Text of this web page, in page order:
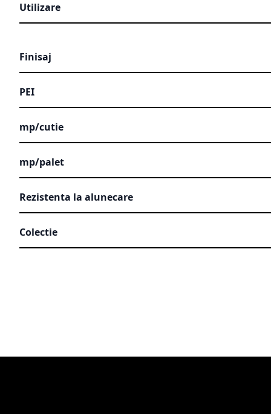
Utilizare
Finisaj
PEI
mp/cutie
mp/palet
Rezistenta la alunecare
Colectie